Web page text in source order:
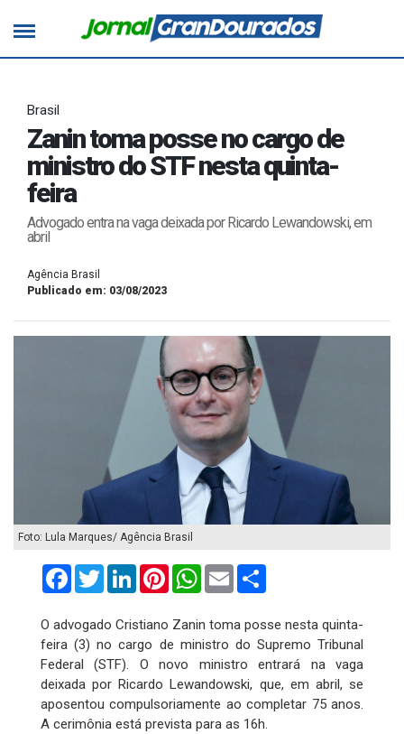
Brasil
Zanin toma posse no cargo de
ministro do STF nesta quinta-
feira
Advogado entra na vaga deixada por Ricardo Lewandowski, em
abril
Agência Brasil
Publicado em: 03/08/2023
Foto: Lula Marques/ Agência Brasil
FacebookTwitterLinkedInPinterestWhatsApp
Email
O advogado Cristiano Zanin toma posse nesta quinta-
feira (3) no cargo de ministro do Supremo Tribunal
Federal (STF). O novo ministro entrará na vaga
deixada por Ricardo Lewandowski, que, em abril, se
aposentou compulsoriamente ao completar 75 anos.
A cerimônia está prevista para as 16h.